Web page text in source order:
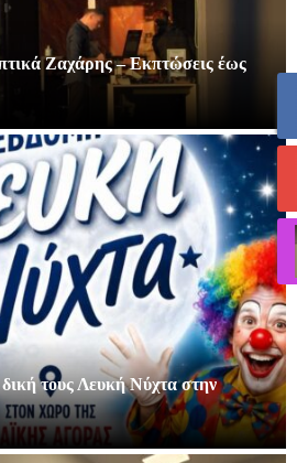
Ζαχάρης – Εκπτώσεις έως
τους Λευκή Νύχτα στην